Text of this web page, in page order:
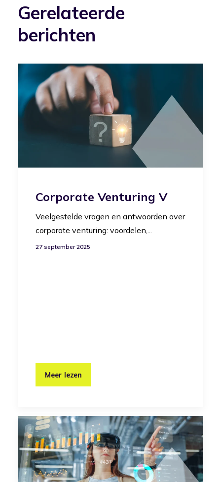
Gerelateerde
berichten
Corporate Venturing V
Veelgestelde vragen en antwoorden over
corporate venturing: voordelen,...
27 september 2025
Meer lezen